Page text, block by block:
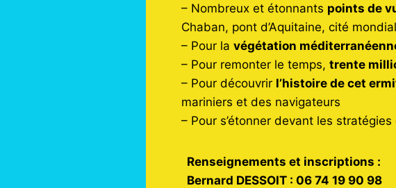
– Nombreux et étonnants points de
Chaban, pont d’Aquitaine, cité
– Pour lavégétation
– Pour remonter le temps,trente
– Pour découvrir l’histoire de cet
mariniers et des navigateurs
– Pour s’étonner devant les stratégies
Renseignements et inscriptions :
Bernard DESSOIT : 06 74 19 90 98